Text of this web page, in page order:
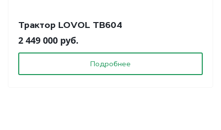
Трактор LOVOL TB604
2 449 000 руб.
Подробнее